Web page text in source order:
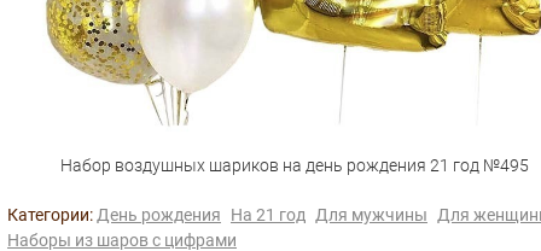
Набор воздушных шариков на день рождения 21 год №495
Категории: День рождения На 21 год Для мужчины
Для
Наборы из шаров с цифрами